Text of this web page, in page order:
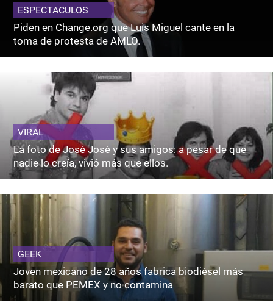
ESPECTACULOS
Piden en Change.org que Luis Miguel cante en la
toma de protesta de AMLO.
VIRAL
La foto de José José y sus amigos: a pesar de que
nadie lo creía, vivió más que ellos.
GEEK
Joven mexicano de 28 años fabrica biodiésel más
barato que PEMEX y no contamina